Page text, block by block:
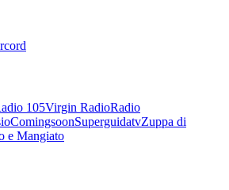
105Virgin RadioRadio
ComingsoonSuperguidatvZuppa di
e Mangiato